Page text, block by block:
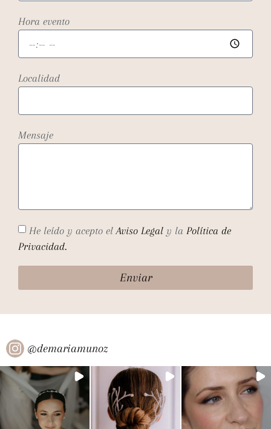
Hora evento
Localidad
Mensaje
He leído y acepto elAviso Legal y la Política de
Privacidad.
Enviar
@demariamunoz